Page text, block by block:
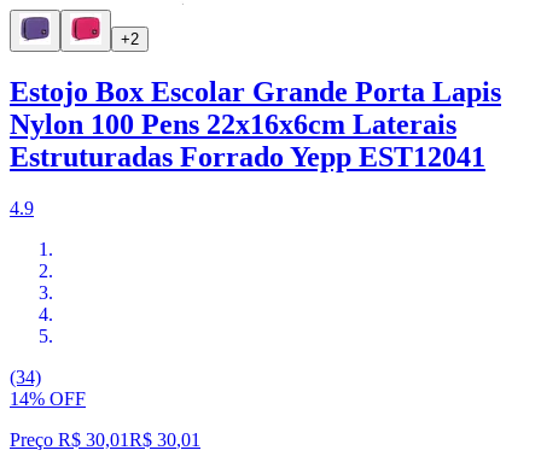
+2
Estojo Box Escolar Grande Porta Lapis
Nylon 100 Pens 22x16x6cm Laterais
Estruturadas Forrado Yepp EST12041
4.9
(34)
14% OFF
Preço R$ 30,01R$ 30,01